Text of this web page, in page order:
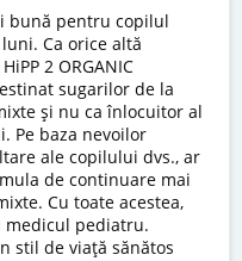
bună pentru copilul
Ca orice altă
2 ORGANIC
sugarilor de la
și nu ca înlocuitor al
Pe baza nevoilor
ale copilului dvs., ar
de continuare mai
Cu toate acestea,
medicul pediatru.
stil de viață sănătos